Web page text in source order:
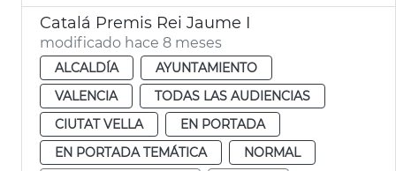
Catalá Premis Rei Jaume I
modificado hace 8 meses
ALCALDÍA
AYUNTAMIENTO
VALENCIA
TODAS LAS AUDIENCIAS
CIUTAT VELLA
EN PORTADA
EN PORTADA TEMÁTICA
NORMAL